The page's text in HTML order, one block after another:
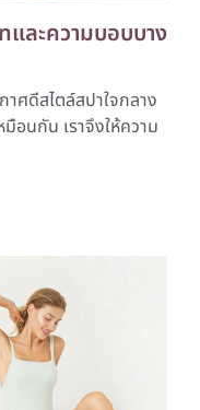
และความบอบบาง
ศดีสไตล์สปาใจกลาง
มือนกัน เราจึงให้ความ